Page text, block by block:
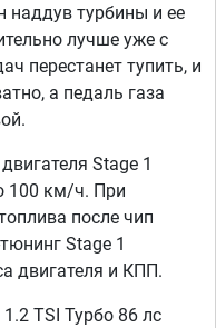
наддув турбины и ее
лучше уже с
перестанет тупить, и
а педаль газа
Stage 1
100 км/ч. При
после чип
Stage 1
двигателя и КПП.
TSI Турбо 86 лс